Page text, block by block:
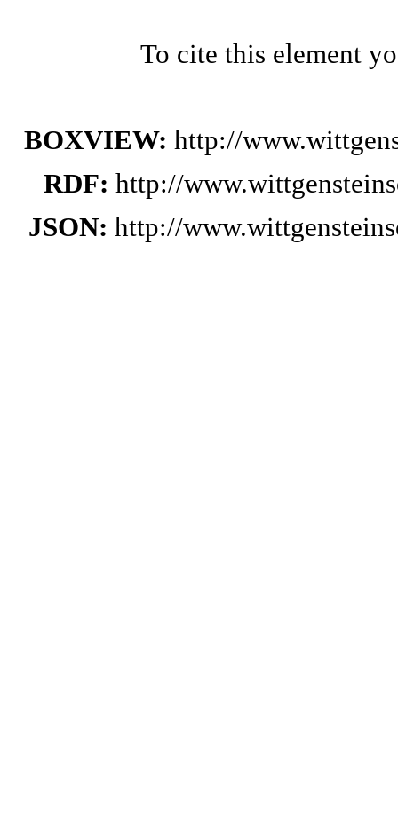
To cite this element
BOXVIEW: http://
RDF: http://
JSON: http://